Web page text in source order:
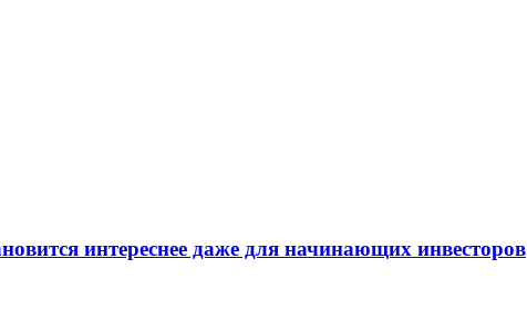
интереснее даже для начинающих инвесторов